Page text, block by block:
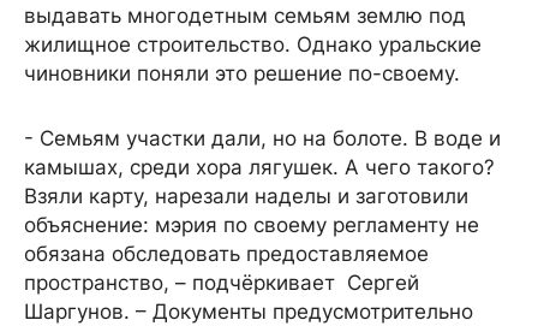
выдавать многодетным семьям землю под
жилищное строительство. Однако уральские
чиновники поняли это решение по-своему.
- Семьям участки дали, но на болоте. В воде и
камышах, среди хора лягушек. А чего такого?
Взяли карту, нарезали наделы и заготовили
объяснение: мэрия по своему регламенту не
обязана обследовать предоставляемое
пространство, – подчёркивает Сергей
Шаргунов. – Документы предусмотрительно